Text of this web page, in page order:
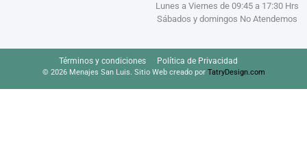
Lunes a Viernes de 09:45 a 17:30 Hrs
Sábados y domingos No Atendemos
Términos y condiciones Política de Privacidad
© 2026 Menajes San Luis. Sitio Web creado por TatryDesign.com